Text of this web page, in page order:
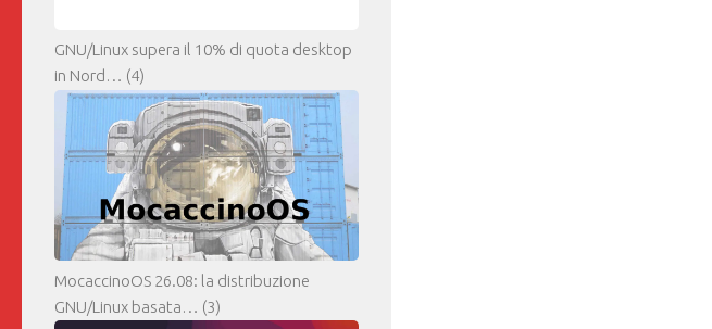
GNU/Linux supera il 10% di quota desktop
in Nord… (4)
MocaccinoOS 26.08: la distribuzione
GNU/Linux basata… (3)